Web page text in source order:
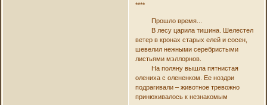
****
Прошло время...
В лесу царила тишина. Шелестел
ветер в кронах старых елей и сосен,
шевелил нежными серебристыми
листьями мэллорнов.
На поляну вышла пятнистая
олениха с олененком. Ее ноздри
подрагивали – животное тревожно
принюхивалось к незнакомым